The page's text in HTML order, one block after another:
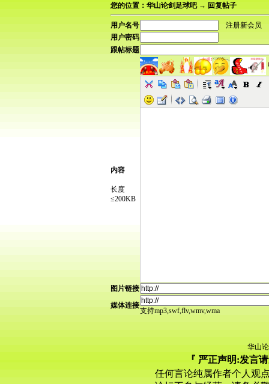
您的位置：华山论剑足球吧 → 回复帖子
用户名号
注册新会员
用户密码
跟帖标题
内容
长度
≤200KB
图片链接
媒体连接
支持mp3,swf,flv,wmv,wma
华山
『 严正声明:发言
任何言论纯属作者个人观